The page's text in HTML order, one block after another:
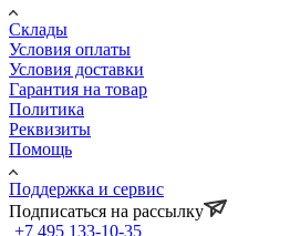
Склады
Условия оплаты
Условия доставки
Гарантия на товар
Политика
Реквизиты
Помощь
Поддержка и сервис
Подписаться на рассылку
+7 495 133-10-35